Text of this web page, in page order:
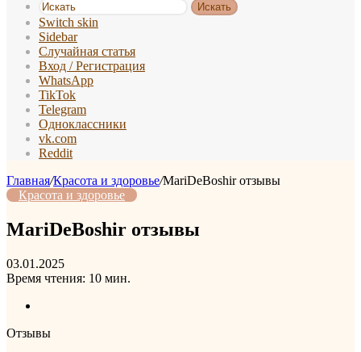
Искать
Switch skin
Sidebar
Случайная статья
Вход / Регистрация
WhatsApp
TikTok
Telegram
Одноклассники
vk.com
Reddit
Главная/Красота и здоровье/MariDeBoshir отзывы
Красота и здоровье
MariDeBoshir отзывы
03.01.2025
Время чтения: 10 мин.
Отзывы